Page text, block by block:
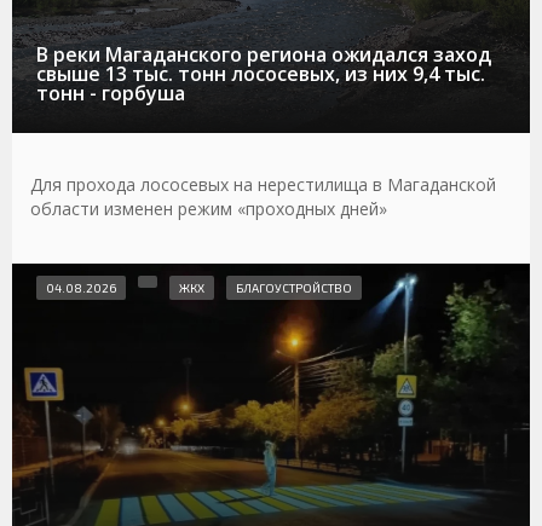
В реки Магаданского региона ожидался заход
свыше 13 тыс. тонн лососевых, из них 9,4 тыс.
тонн - горбуша
Для прохода лососевых на нерестилища в Магаданской
области изменен режим «проходных дней»
04.08.2026 ЖКХ БЛАГОУСТРОЙСТВО